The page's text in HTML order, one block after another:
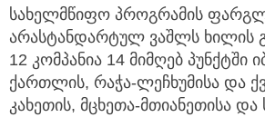
სახელმწიფო პროგრამის
არასტანდარტულ ვაშლს ხილის
12 კომპანია 14 მიმღებ პუნქტში
ქართლის, რაჭა-ლეჩხუმისა და
კახეთის, მცხეთა-მთიანეთისა და